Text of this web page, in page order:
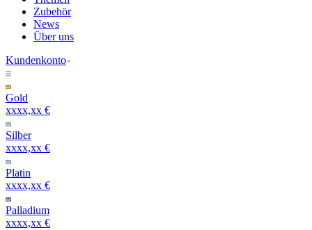
Zubehör
News
Über uns
Kundenkonto
Gold
xxxx,xx €
Silber
xxxx,xx €
Platin
xxxx,xx €
Palladium
xxxx,xx €